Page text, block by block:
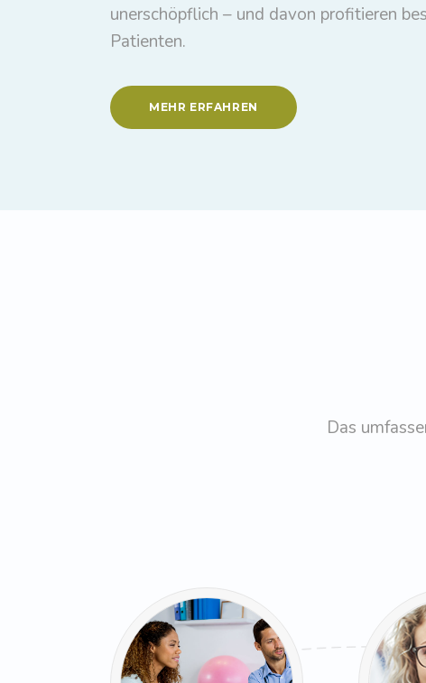
unerschöpflich – und davon profitieren
Patienten.
MEHR ERFAHREN
Das